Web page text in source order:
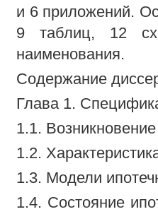
и 6 приложений.
9 таблиц, 12
наименования.
Содержание
Глава 1.
1.1.
1.2.
1.3. Модели
1.4. Состояние